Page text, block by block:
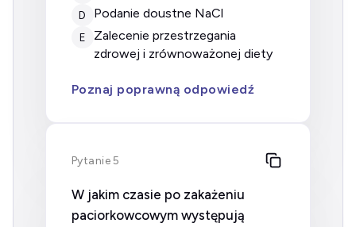
D Podanie doustne NaCl
E
Zalecenie przestrzegania
zdrowej i zrównoważonej diety
Poznaj poprawną odpowiedź
Pytanie 5
W jakim czasie po zakażeniu
paciorkowcowym występują